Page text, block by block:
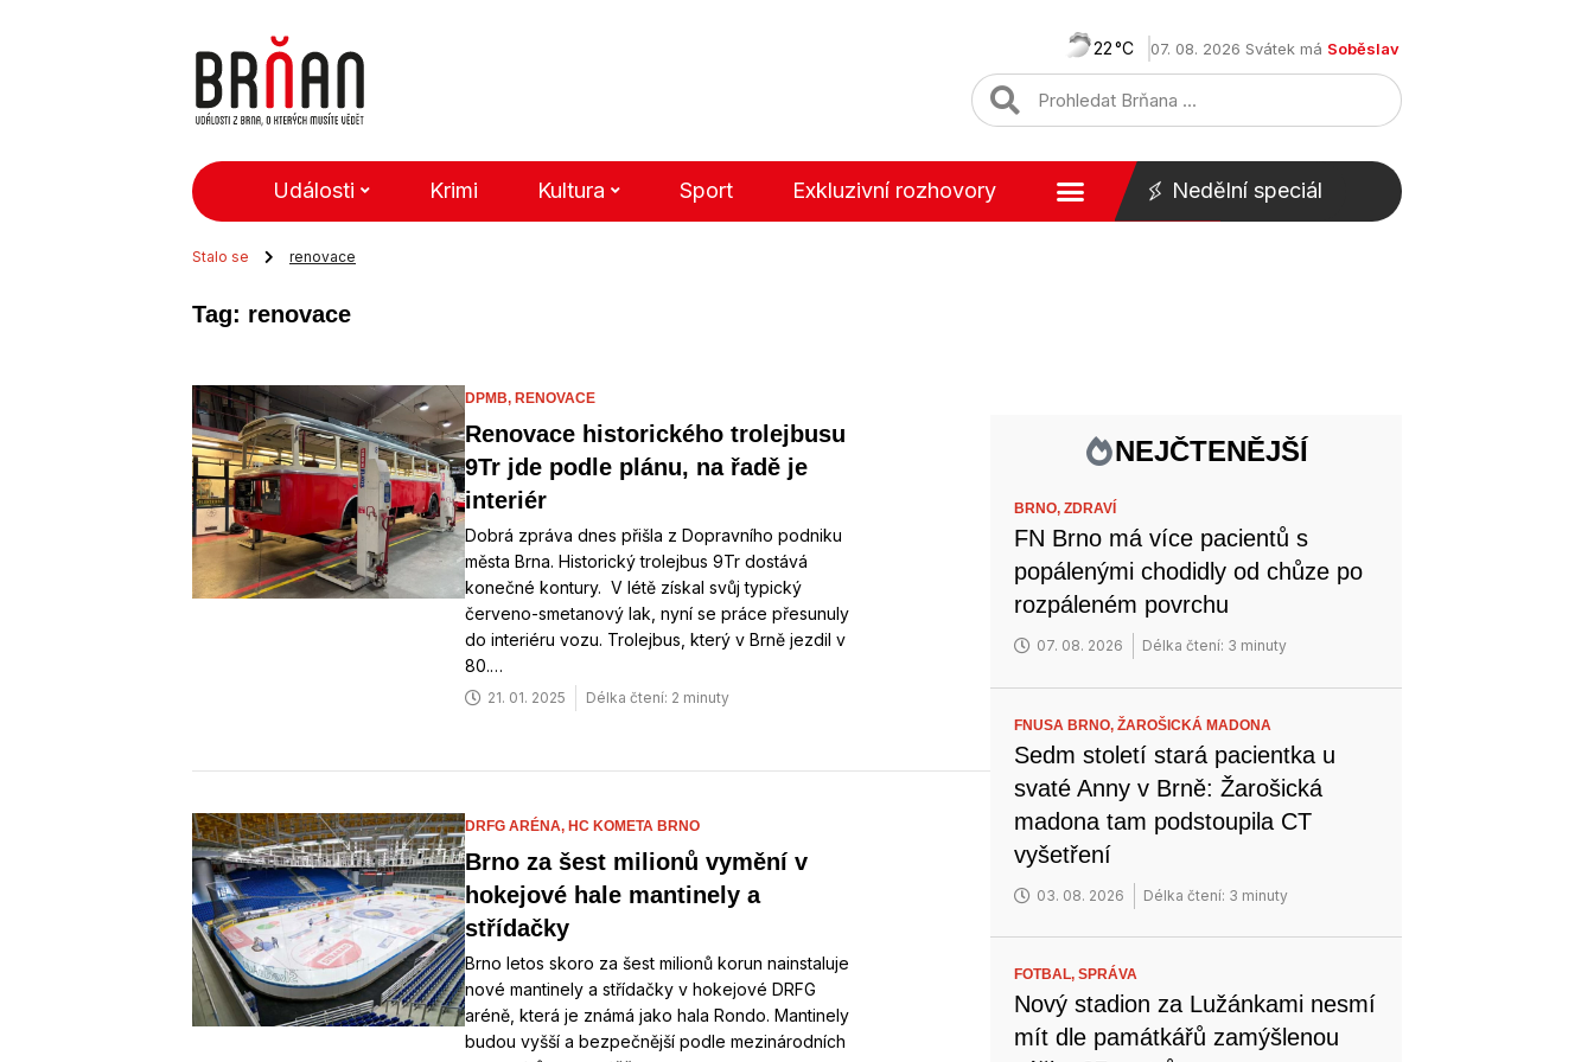
22 07. 08. 2026 Svátek má Soběslav
Události Krimi Kultura Sport Exkluzivní rozhovory Nedělní speciál
Stalo se renovace
Tag: renovace
DPMB, RENOVACE
Renovace historického trolejbusu
9Tr jde podle plánu, na řadě je
interiér
Dobrá zpráva dnes přišla z Dopravního podniku
města Brna. Historický trolejbus 9Tr dostává
konečné kontury. V létě získal svůj typický
červeno-smetanový lak, nyní se práce přesunuly
do interiéru vozu. Trolejbus, který v Brně jezdil v
80.…
21. 01. 2025 Délka čtení: 2 minuty
DRFG ARÉNA, HC KOMETA BRNO
Brno za šest milionů vymění v
hokejové hale mantinely a
střídačky
Brno letos skoro za šest milionů korun nainstaluje
nové mantinely a střídačky v hokejové DRFG
aréně, která je známá jako hala Rondo. Mantinely
budou vyšší a bezpečnější podle mezinárodních
NEJČTENĚJŠÍ
BRNO,ZDRAVÍ
FN Brno má více pacientů s
popálenými chodidly od chůze po
rozpáleném povrchu
07. 08. 2026 Délka čtení: 3 minuty
FNUSA BRNO,ŽAROŠICKÁ MADONA
Sedm století stará pacientka u
svaté Anny v Brně: Žarošická
madona tam podstoupila CT
vyšetření
03. 08. 2026 Délka čtení: 3 minuty
FOTBAL,SPRÁVA
Nový stadion za Lužánkami nesmí
mít dle památkářů zamýšlenou